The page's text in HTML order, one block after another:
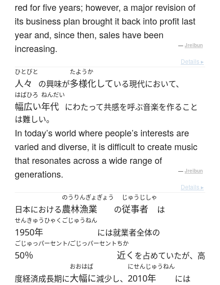
red for five years; however, a major revision of
its business plan brought it back into profit last
year and, since then, sales have been
increasing.
— Jreibun
Details ▸
ひとびと
人々 の興味が
たようか
多様化している現代において、
はばひろ
幅広い
ねんだい
年代
にわたって共感を呼ぶ音楽を作ること
は難しい。
In today’s world where people’s interests are
varied and diverse, it is difficult to create music
that resonates across a wide range of
generations.
— Jreibun
Details ▸
日本における
のうりんぎょぎょう
農林漁業 の
じゅうじしゃ
従事者 は
せんきゅうひゃくごじゅうねん
1950年 には就業者全体の
ごじゅっパーセント/ごじっパーセント
50％
ちか
近く を占めていたが、高
度経済成長期に
おおはば
大幅に減少し、
にせんじゅうねん
2010年 には